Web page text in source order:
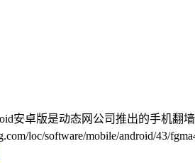
安卓版是动态网公司推出的手机
loc/software/mobile/android/43/